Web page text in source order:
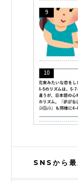
SNSから最